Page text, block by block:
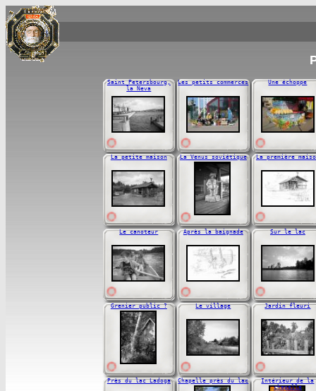
Saint Petersbourg,
la Neva
Les petits commerces Une échoppe
La petite maison La Venus soviétique La première
Le canoteur Après la baignade Sur le lac
Grenier public ? Le village Jardin fleuri
Près du lac Ladoga Chapelle près du lac
Intérieur de la
chapelle